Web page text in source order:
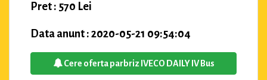
Pret : 570 Lei
Data anunt : 2020-05-21 09:54:04
Cere oferta parbriz IVECO DAILY IV Bus